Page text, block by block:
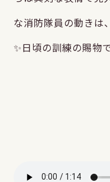
な消防隊員の動きは
✨日頃の訓練の賜物